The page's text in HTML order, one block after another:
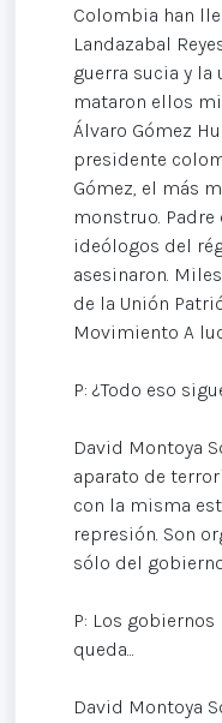
Colombia han
Landazabal
guerra sucia y la
mataron ellos
Álvaro Gómez
presidente
Gómez, el más
monstruo.
ideólogos del
asesinaron.
de la Unión
Movimiento A
P: ¿Todo eso
David Montoya
aparato de
con la misma
represión. Son
sólo del
P: Los
queda...
David Montoya